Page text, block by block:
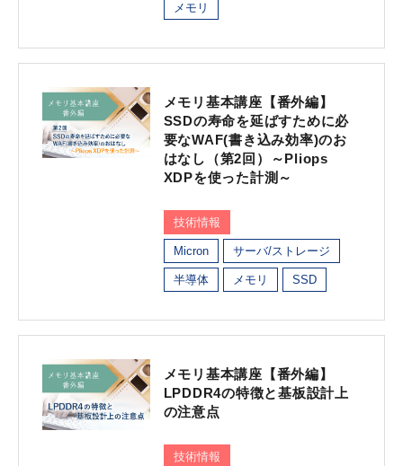
メモリ
メモリ基本講座【番外編】
SSDの寿命を延ばすために必
要なWAF(書き込み効率)のお
はなし（第2回）～Pliops
XDPを使った計測～
技術情報
Micron サーバ/ストレージ
半導体 メモリ SSD
メモリ基本講座【番外編】
LPDDR4の特徴と基板設計上
の注意点
技術情報